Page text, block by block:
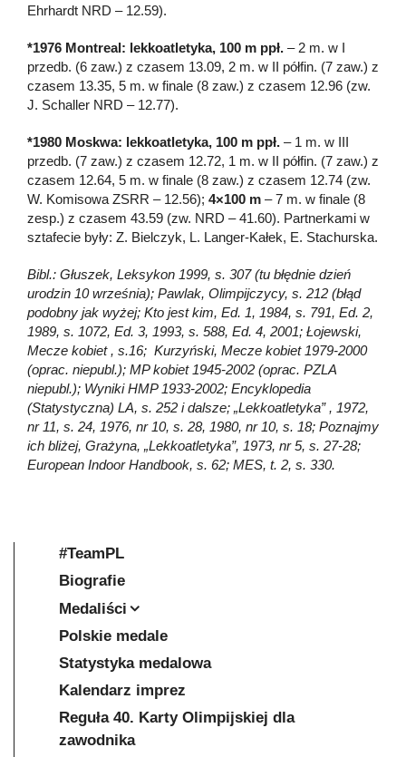
Ehrhardt NRD – 12.59).
*1976 Montreal: lekkoatletyka, 100 m ppł. – 2 m. w I
przedb. (6 zaw.) z czasem 13.09, 2 m. w II półfin. (7 zaw.) z
czasem 13.35, 5 m. w finale (8 zaw.) z czasem 12.96 (zw.
J. Schaller NRD – 12.77).
*1980 Moskwa: lekkoatletyka, 100 m ppł. – 1 m. w III
przedb. (7 zaw.) z czasem 12.72, 1 m. w II półfin. (7 zaw.) z
czasem 12.64, 5 m. w finale (8 zaw.) z czasem 12.74 (zw.
W. Komisowa ZSRR – 12.56); 4×100 m – 7 m. w finale (8
zesp.) z czasem 43.59 (zw. NRD – 41.60). Partnerkami w
sztafecie były: Z. Bielczyk, L. Langer-Kałek, E. Stachurska.
Bibl.: Głuszek, Leksykon 1999, s. 307 (tu błędnie dzień
urodzin 10 września); Pawlak, Olimpijczycy, s. 212 (błąd
podobny jak wyżej; Kto jest kim, Ed. 1, 1984, s. 791, Ed. 2,
1989, s. 1072, Ed. 3, 1993, s. 588, Ed. 4, 2001; Łojewski,
Mecze kobiet , s.16; Kurzyński, Mecze kobiet 1979-2000
(oprac. niepubl.); MP kobiet 1945-2002 (oprac. PZLA
niepubl.); Wyniki HMP 1933-2002; Encyklopedia
(Statystyczna) LA, s. 252 i dalsze; „Lekkoatletyka” , 1972,
nr 11, s. 24, 1976, nr 10, s. 28, 1980, nr 10, s. 18; Poznajmy
ich bliżej, Grażyna, „Lekkoatletyka”, 1973, nr 5, s. 27-28;
European Indoor Handbook, s. 62; MES, t. 2, s. 330.
#TeamPL
Biografie
Medaliści
Polskie medale
Statystyka medalowa
Kalendarz imprez
Reguła 40. Karty Olimpijskiej dla
zawodnika